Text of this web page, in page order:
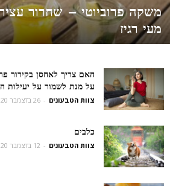
משקה פרוביוטי – שחרור
מעי רגיז
האם צריך לאחסן בקירור
על מנת לשמור על יעילות
צוות הטבעונים - 26 בדצמבר 2020
כלבים
צוות הטבעונים - 12 בדצמבר 2020